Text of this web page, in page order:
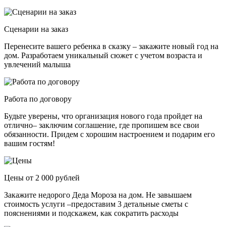
Сценарии на заказ
Перенесите вашего ребенка в сказку – закажите новый год на
дом. Разработаем уникальный сюжет с учетом возраста и
увлечений малыша
Работа по договору
Будьте уверены, что организация нового года пройдет на
отлично– заключим соглашение, где пропишем все свои
обязанности. Придем с хорошим настроением и подарим его
вашим гостям!
Цены от 2 000 рублей
Закажите недорого Деда Мороза на дом. Не завышаем
стоимость услуги –предоставим 3 детальные сметы с
пояснениями и подскажем, как сократить расходы